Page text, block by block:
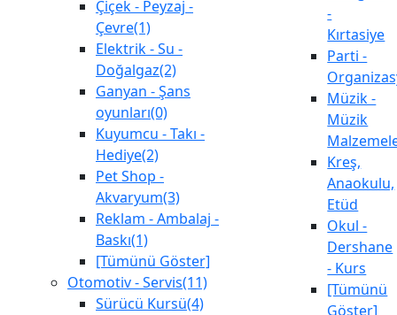
Çiçek - Peyzaj -
Çevre(1)
Elektrik - Su -
Doğalgaz(2)
Ganyan - Şans
oyunları(0)
Kuyumcu - Takı -
Hediye(2)
Pet Shop -
Akvaryum(3)
Reklam - Ambalaj -
Baskı(1)
[Tümünü Göster]
Otomotiv - Servis(11)
Sürücü Kursü(4)
-
Kırtasiye
Parti -
Müzik -
Müzik
Kreş,
Anaokulu,
Etüd
Okul -
Dershane
- Kurs
[Tümünü
Göster]